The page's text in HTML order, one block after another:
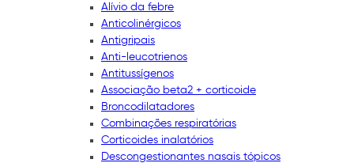
Alívio da febre
Anticolinérgicos
Antigripais
Anti-leucotrienos
Antitussígenos
Associação beta2 + corticoide
Broncodilatadores
Combinações respiratórias
Corticoides inalatórios
Descongestionantes nasais tópicos